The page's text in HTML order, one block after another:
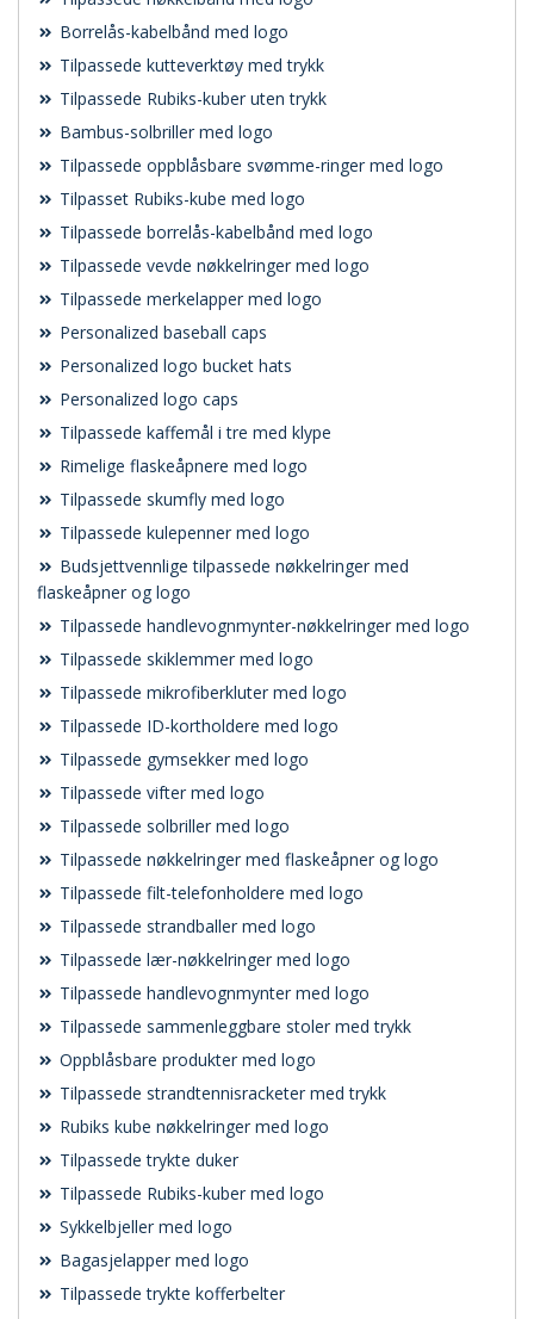
Borrelås-kabelbånd med logo
Tilpassede kutteverktøy med trykk
Tilpassede Rubiks-kuber uten trykk
Bambus-solbriller med logo
Tilpassede oppblåsbare svømme-ringer med logo
Tilpasset Rubiks-kube med logo
Tilpassede borrelås-kabelbånd med logo
Tilpassede vevde nøkkelringer med logo
Tilpassede merkelapper med logo
Personalized baseball caps
Personalized logo bucket hats
Personalized logo caps
Tilpassede kaffemål i tre med klype
Rimelige flaskeåpnere med logo
Tilpassede skumfly med logo
Tilpassede kulepenner med logo
Budsjettvennlige tilpassede nøkkelringer med
flaskeåpner og logo
Tilpassede handlevognmynter-nøkkelringer med logo
Tilpassede skiklemmer med logo
Tilpassede mikrofiberkluter med logo
Tilpassede ID-kortholdere med logo
Tilpassede gymsekker med logo
Tilpassede vifter med logo
Tilpassede solbriller med logo
Tilpassede nøkkelringer med flaskeåpner og logo
Tilpassede filt-telefonholdere med logo
Tilpassede strandballer med logo
Tilpassede lær-nøkkelringer med logo
Tilpassede handlevognmynter med logo
Tilpassede sammenleggbare stoler med trykk
Oppblåsbare produkter med logo
Tilpassede strandtennisracketer med trykk
Rubiks kube nøkkelringer med logo
Tilpassede trykte duker
Tilpassede Rubiks-kuber med logo
Sykkelbjeller med logo
Bagasjelapper med logo
Tilpassede trykte kofferbelter